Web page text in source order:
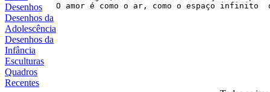
Desenhos
Desenhos da
Adolescência
Desenhos da
Infância
Esculturas
Quadros
Recentes